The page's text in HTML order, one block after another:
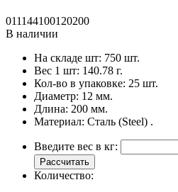
011144100120200
В наличии
На складе шт: 750 шт.
Вес 1 шт: 140.78 г.
Кол-во в упаковке: 25 шт.
Диаметр: 12 мм.
Длина: 200 мм.
Материал: Сталь (Steel) .
Введите вес в кг:
Рассчитать
Количество: